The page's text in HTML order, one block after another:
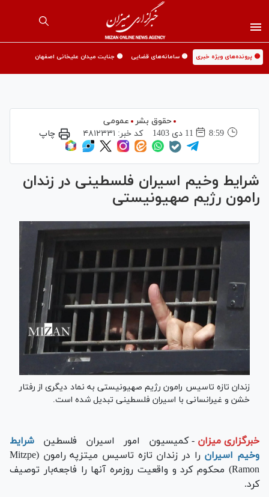
🟡 پرونده‌های ویژه خبری 🟡 سامانه‌های قضایی 🟡 جنایت میدان علیخانی اصفهان
حقوق بشر
عمومی
8:59
11 دی 1403 کد خبر: ۴۸۱۲۳۳۱ چاپ
شرایط وخیم اسیران فلسطینی در زندان
رامون رژیم صهیونیستی
زندان تازه تاسیس رامون رژیم صهیونیستی به نماد دیگری از رفتار
خشن و غیرانسانی با اسیران فلسطینی تبدیل شده است.
خبرگزاری میزان - کمیسیون امور اسیران فلسطین شرایط
وخیم اسیران
را در زندان تازه تاسیس میتزپه رامون (Mitzpe
Ramon) محکوم کرد و واقعیت روزمره آنها را فاجعه‌بار توصیف
کرد.